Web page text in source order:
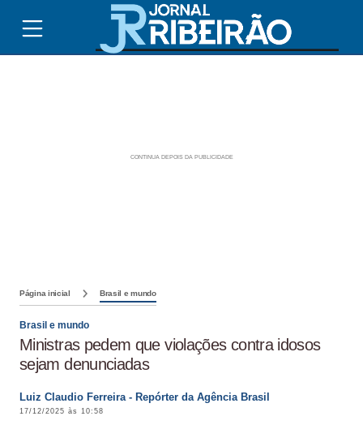
Página inicial Brasil e mundo
Brasil e mundo
Ministras pedem que violações contra idosos
sejam denunciadas
Luiz Claudio Ferreira - Repórter da Agência Brasil
17/12/2025 às 10:58